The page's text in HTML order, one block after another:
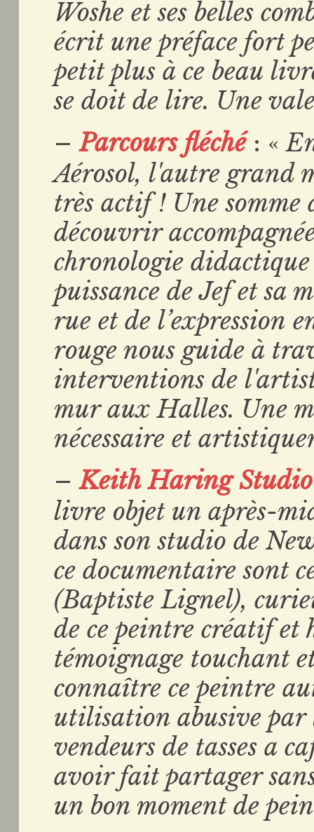
Woshe et ses belles
écrit une préface fort
petit plus à ce beau
se doit de lire. Une
–Parcours fléché: «
Aérosol, l'autre grand
très actif ! Une somme
découvrir
chronologie
puissance de Jef et sa
rue et de l’expression
rouge nous guide à
interventions de
mur aux Halles. Une
nécessaire et
–Keith Haring Studio
livre objet un après-
dans son studio de
ce documentaire sont
(Baptiste Lignel),
de ce peintre créatif et
témoignage touchant
connaître ce peintre
utilisation abusive par
vendeurs de tasses a
avoir fait partager
un bon moment de